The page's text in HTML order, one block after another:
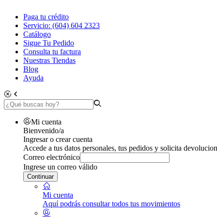
Paga tu crédito
Servicio: (604) 604 2323
Catálogo
Sigue Tu Pedido
Consulta tu factura
Nuestras Tiendas
Blog
Ayuda
Mi cuenta
Bienvenido/a
Ingresar o crear cuenta
Accede a tus datos personales, tus pedidos y solicita
Correo electrónico
Ingrese un correo válido
Continuar
Mi cuenta
Aquí podrás consultar todos tus movimientos